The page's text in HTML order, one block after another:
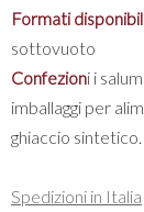
Formati
sottovuoto
Confezioni i
imballaggi per
ghiaccio sintetico.
Spedizioni in Italia